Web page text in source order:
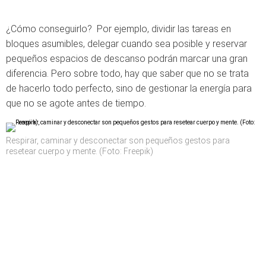
¿Cómo conseguirlo? Por ejemplo, dividir las tareas en
bloques asumibles, delegar cuando sea posible y reservar
pequeños espacios de descanso podrán marcar una gran
diferencia. Pero sobre todo, hay que saber que no se trata
de hacerlo todo perfecto, sino de gestionar la energía para
que no se agote antes de tiempo.
Respirar, caminar y desconectar son pequeños gestos para
resetear cuerpo y mente. (Foto: Freepik)